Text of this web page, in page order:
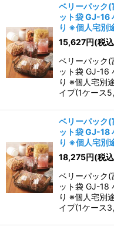
ベリーパック(
ット袋 GJ-16
り ※個人宅別
15,627円(税
ベリーパック(
ット袋 GJ-16
り ※個人宅別
イプ(1ケース
ベリーパック(
ット袋 GJ-18
り ※個人宅別
18,275円(税
ベリーパック(
ット袋 GJ-18
り ※個人宅別
イプ(1ケース